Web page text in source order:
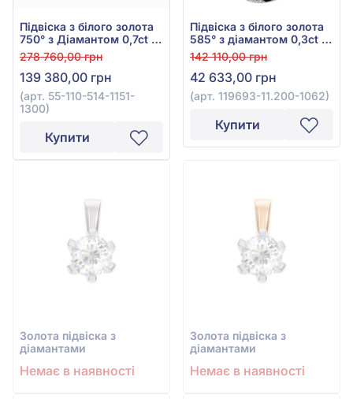
Підвіска з білого золота
750° з Діамантом 0,7ct та
Червоним Рубіном
3,15ct, арт. 55-110-514-
1151-1300
278 760,00 грн
139 380,00 грн
(арт. 55-110-514-1151-
1300)
Купити
Підвіска з білого золота
585° з діамантом 0,3ct та
топазом Swiss Blue
8,27ct, арт. 119693-
11.200-1062
142 110,00 грн
42 633,00 грн
(арт. 119693-11.200-1062)
Купити
Золота підвіска з
діамантами
Немає в наявності
Золота підвіска з
діамантами
Немає в наявності